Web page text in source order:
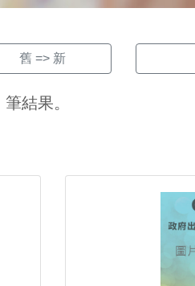
舊 => 新
筆結果。